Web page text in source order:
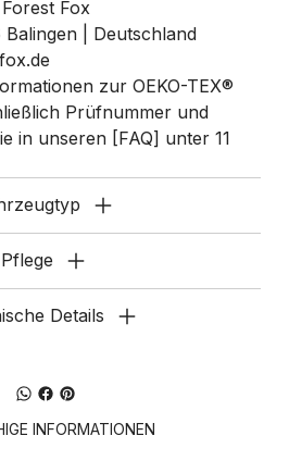
Fox
| Deutschland
zur OEKO-TEX®
Prüfnummer und
in unseren [FAQ] unter 11
Pflege
Details
INFORMATIONEN